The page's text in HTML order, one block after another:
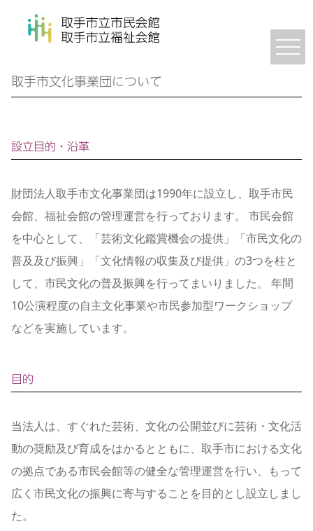
取手市文化事業団について
設立目的・沿革
財団法人取手市文化事業団は1990年に設立し、取手市民
会館、福祉会館の管理運営を行っております。
市民会館
を中心として、「芸術文化鑑賞機会の提供」「市民文化の
普及及び振興」「文化情報の収集及び提供」の3つを柱と
して、市民文化の普及振興を行ってまいりました。
年間
10公演程度の自主文化事業や市民参加型ワークショップ
などを実施しています。
目的
当法人は、すぐれた芸術、文化の公開並びに芸術・文化活
動の奨励及び育成をはかるとともに、取手市における文化
の拠点である市民会館等の健全な管理運営を行い、もって
広く市民文化の振興に寄与することを目的とし設立しまし
た。